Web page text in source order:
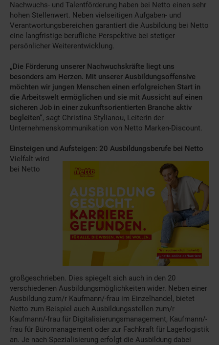
Nachwuchs- und Talentförderung haben bei Netto einen sehr
hohen Stellenwert. Neben vielseitigen Aufgaben- und
Verantwortungsbereichen garantiert die Ausbildung bei Netto
eine langfristige berufliche Perspektive bei stetiger
persönlicher Weiterentwicklung.
„Die Förderung unserer Nachwuchskräfte liegt uns
besonders am Herzen. Mit unserer Ausbildungsoffensive
möchten wir jungen Menschen einen erfolgreichen Start in
die Arbeitswelt ermöglichen und sie mit Aussicht auf einen
sicheren Job in einer zukunftsorientierten Branche aktiv
begleiten“, sagt Christina Stylianou, Leiterin der
Unternehmenskommunikation von Netto Marken-Discount.
Einsteigen und Aufsteigen: 20 Ausbildungsberufe bei Netto
Vielfalt wird
bei Netto
großgeschrieben. Dies spiegelt sich auch in den 20
verschiedenen Ausbildungsmöglichkeiten wider. Neben einer
Ausbildung zum/r Kaufmann/-frau im Einzelhandel, bietet
Netto zum Beispiel auch Ausbildungsstellen zum/r
Kaufmann/-frau für Digitalisierungsmanagement, Kaufmann/-
frau für Büromanagement oder zur Fachkraft für Lagerlogistik
an. Je nach Spezialisierung erfolgt die Ausbildung dabei